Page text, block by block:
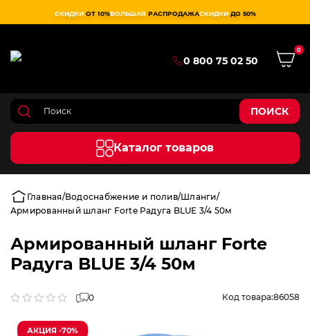
СКИДКИ ОТ 10%БОЛЬШАЯ РАСПРОДАЖАСКИДКИ ДО 50%
0 800 75 02 50
0
ПОИСК
Каталог товаров
Главная Водоснабжение и полив Шланги
Армированный шланг Forte Радуга BLUE 3/4 50м
Армированный шланг Forte
Радуга BLUE 3/4 50м
0 Код товара:86058
АКЦИЯ -70%